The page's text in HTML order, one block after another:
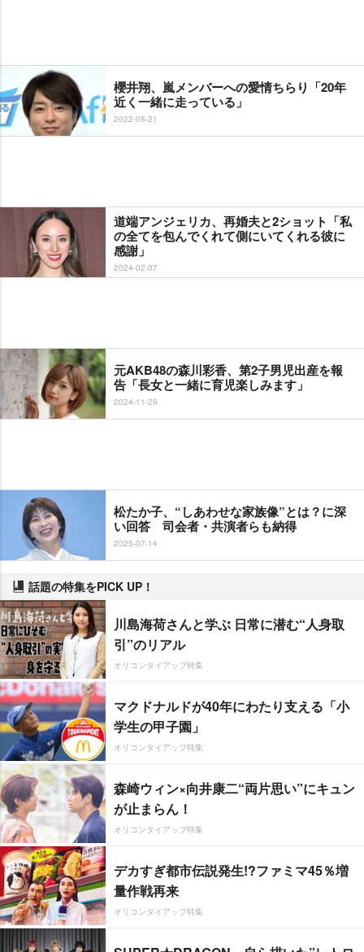
櫻井翔、嵐メンバーへの愛情ちらり「20年
近く一緒に走っている」
2022-08-21
道端アンジェリカ、再婚夫と2ショット「私
の全てを包んでくれて側にいてくれる彼に
感謝」
2024-02-07
元AKB48の森川彩香、第2子男児出産を報
告「長女と一緒に育児楽しみます」
2024-11-29
松たか子、“しあわせな家族像”とは？に深
い回答 司会者・共演者らも納得
2025-07-14
話題の特集をPICK UP！
川島海荷さんと学ぶ 日常に潜む“人身取
引”のリアル
オリコンタイアップ特集
マクドナルドが40年にわたり支える「小
学生の甲子園」
オリコンタイアップ特集
森崎ウィン×向井康二“両片思い”にキュン
が止まらん！
オリコンタイアップ特集
デカすぎ都市伝説発生!?ファミマ45％増
量作戦再来
オリコンタイアップ特集